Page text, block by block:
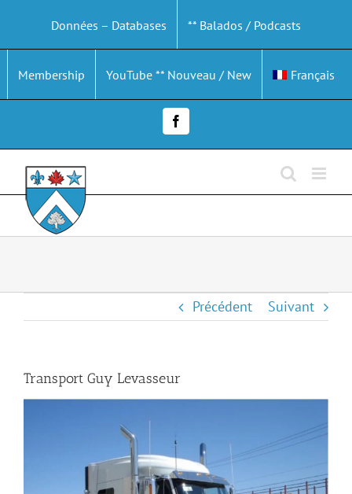
contenu
Données – Databases ** Balados / Podcasts
Membership YouTube ** Nouveau / New Français
Facebook
Précédent Suivant
Transport Guy Levasseur